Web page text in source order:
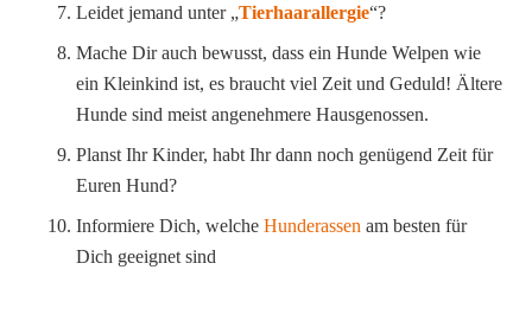
Leidet jemand unter „Tierhaarallergie“?
Mache Dir auch bewusst, dass ein Hunde Welpen wie
ein Kleinkind ist, es braucht viel Zeit und Geduld! Ältere
Hunde sind meist angenehmere Hausgenossen.
Planst Ihr Kinder, habt Ihr dann noch genügend Zeit für
Euren Hund?
Informiere Dich, welche Hunderassen am besten für
Dich geeignet sind